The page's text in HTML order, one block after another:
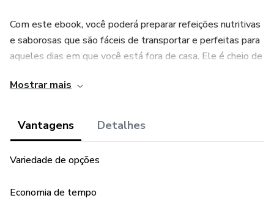
Com este ebook, você poderá preparar refeições nutritivas
e saborosas que são fáceis de transportar e perfeitas para
aqueles dias em que você está fora de casa. Ele é cheio de
muito mais interessantes e variadas, ajudando você a evitar
Além disso, o ebook também oferece orientações sobre a
quentinhas, garantindo que elas sejam mantidas frescas e
opções mais saudáveis, o ebook apresenta dicas sobre
Mostrar mais
Vantagens Detalhes
Variedade de opções
Economia de tempo